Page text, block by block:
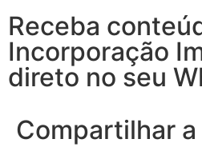
Receba
Incorporação
direto no seu
Compartilhar